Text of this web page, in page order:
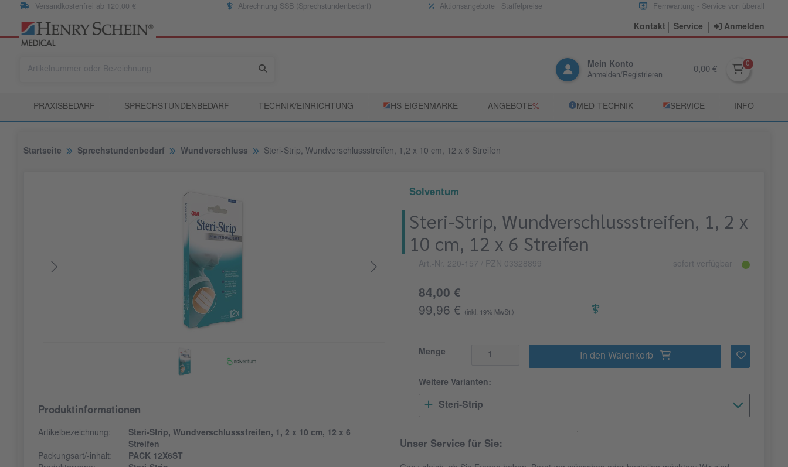
Versandkostenfrei ab 120,00 € Abrechnung SSB (Sprechstundenbedarf) Aktionsangebote | Staffelpreise Fernwartung - Service von überall
Kontakt Service Anmelden
Mein Konto
Anmelden/Registrieren
0,00 €
PRAXISBEDARF SPRECHSTUNDENBEDARF TECHNIK/EINRICHTUNG ­HS EIGENMARKE ANGEBOTE­% ­MED‑TECHNIK ­SERVICE INFO
Startseite Sprechstundenbedarf Wundverschluss Steri-Strip, Wundverschlussstreifen, 1,2 x 10 cm, 12 x 6 Streifen
Produktinformationen
Artikelbezeichnung:
Steri-Strip, Wundverschlussstreifen, 1, 2 x 10 cm, 12 x 6
Streifen
Packungsart/-inhalt:
PACK 12X6ST
Solventum
Steri-Strip, Wundverschlussstreifen, 1, 2 x
10 cm, 12 x 6 Streifen
Art.-Nr. 220-157 / PZN 03328899 sofort verfügbar
84,00 €
99,96 €
(inkl. 19% MwSt.)
Menge In den Warenkorb
Weitere Varianten:
Steri-Strip
Unser Service für Sie: